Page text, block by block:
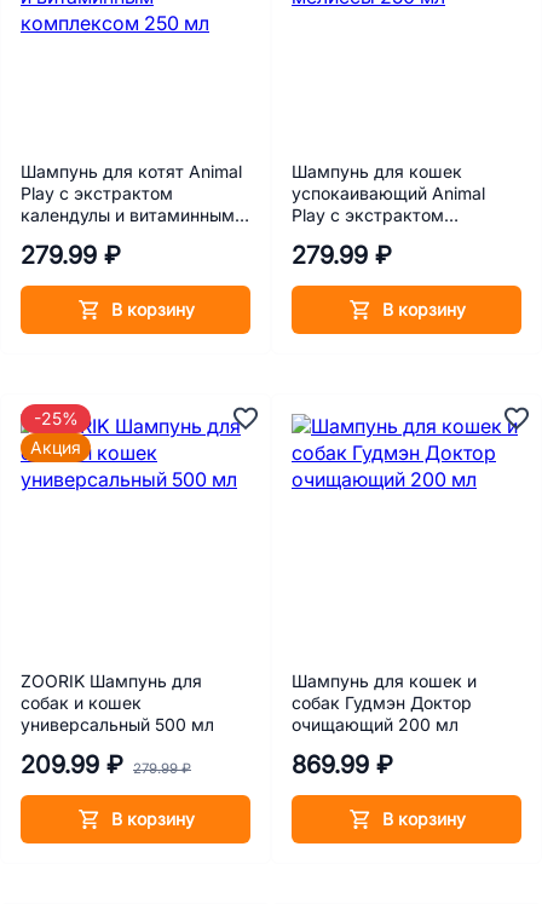
Шампунь для котят Animal
Play с экстрактом
календулы и витаминным
279.99 ₽
В корзину
Шампунь для кошек
успокаивающий Animal
Play с экстрактом
279.99 ₽
В корзину
ZOORIK Шампунь для
собак и кошек
универсальный 500 мл
209.99 ₽ 279.99 ₽
В корзину
-25%
Акция
Шампунь для кошек и
собак Гудмэн Доктор
очищающий 200 мл
869.99 ₽
В корзину